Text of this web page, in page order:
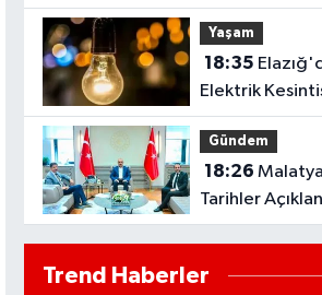
Yaşandı..
Yaşam
18:35
Elektrik
Gündem
18:26
Tarihler
Çevre Yolu
Trend Haberler